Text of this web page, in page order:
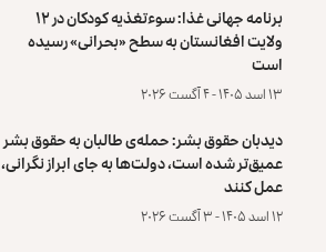
برنامه جهانی غذا: سوءتغذیه کودکان در ۱۲
ولایت افغانستان به سطح «بحرانی» رسیده
است
۱۳ اسد ۱۴۰۵ - ۴ آگست ۲۰۲۶
دیدبان حقوق بشر: حمله‌ی طالبان به حقوق بشر
عمیق‌تر شده است، دولت‌ها به جای ابراز نگرانی،
عمل کنند
۱۲ اسد ۱۴۰۵ - ۳ آگست ۲۰۲۶